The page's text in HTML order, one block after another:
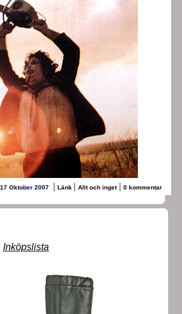
17 Oktober 2007 | Länk | Allt och inget| 0 kommentar
Inköpslista